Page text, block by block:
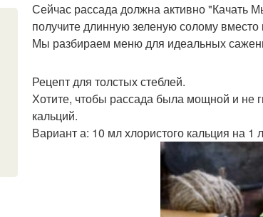
Сейчас рассада должна активно "Качать
получите длинную зеленую солому вместо
Мы разбираем меню для идеальных
Рецепт для толстых стеблей.
Хотите, чтобы рассада была мощной и не
кальций.
Вариант а: 10 мл хлористого кальция на